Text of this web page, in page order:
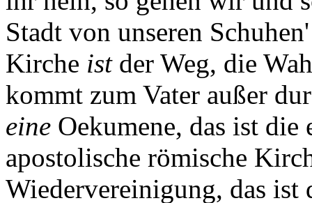
Stadt von unseren
Kirche istder Weg, die
kommt zum Vater außer
eine Oekumene, das ist
apostolische römische
Wiedervereinigung, das